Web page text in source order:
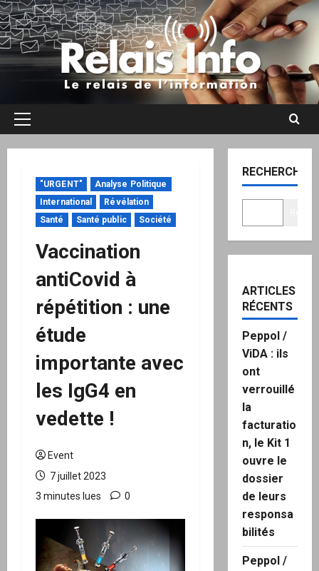
Aller
au
contenu
Menu
"URGENT"
Analyse Politique
International
Révélation
Santé
Santé public Société
Vaccination
antiCovid à
répétition : une
étude
importante avec
les IgG4 en
vedette !
Event
7 juillet 2023
3 minutes lues
0
RECHERCHER
ARTICLES
RÉCENTS
Peppol /
ViDA : ils
ont
verrouillé
la
facturatio
n, le Kit 1
ouvre le
dossier
de leurs
responsa
bilités
Peppol /